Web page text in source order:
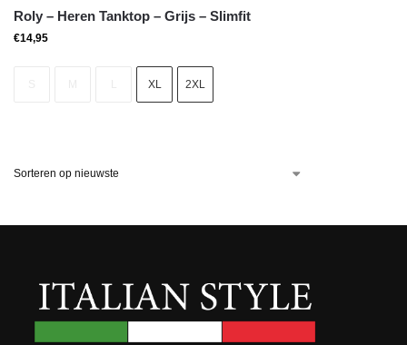
Roly – Heren Tanktop – Grijs – Slimfit
€14,95
XL 2XL